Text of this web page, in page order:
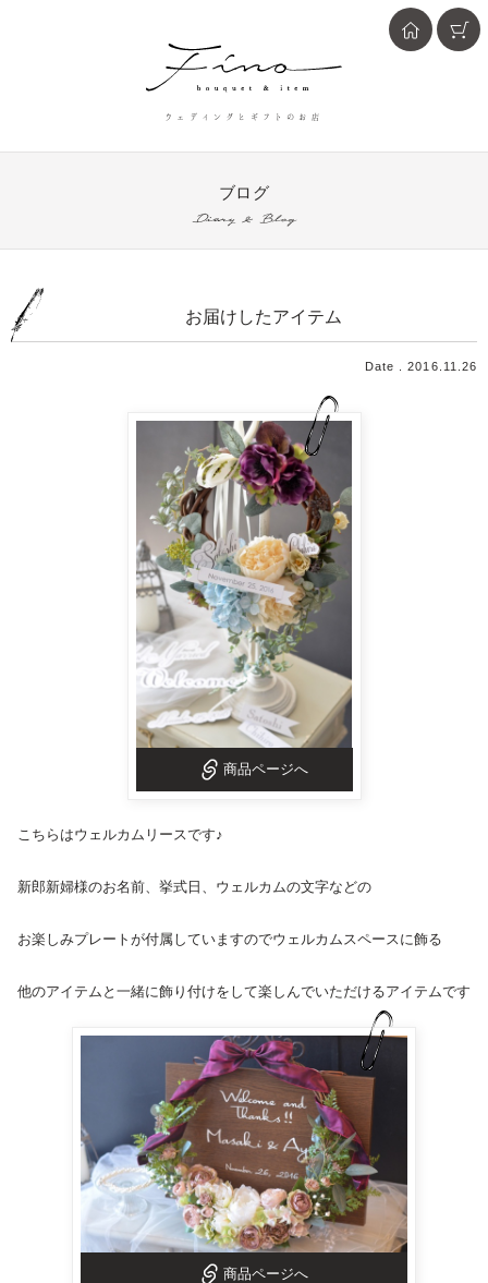
ウェディングとギフトのお店
ブログ
Diary & Blog
お届けしたアイテム
Date . 2016.11.26
商品ページへ
こちらはウェルカムリースです♪
新郎新婦様のお名前、挙式日、ウェルカムの文字などの
お楽しみプレートが付属していますのでウェルカムスペースに飾る
他のアイテムと一緒に飾り付けをして楽しんでいただけるアイテムです
商品ページへ